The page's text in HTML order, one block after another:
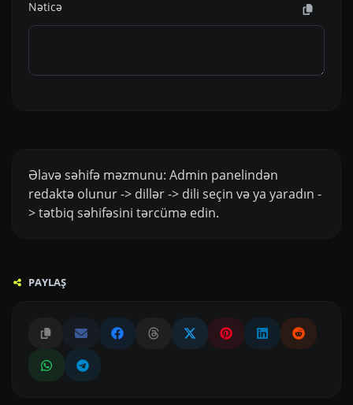
Nəticə
Əlavə səhifə məzmunu: Admin panelindən
redaktə olunur -> dillər -> dili seçin və ya yaradın -
> tətbiq səhifəsini tərcümə edin.
PAYLAŞ